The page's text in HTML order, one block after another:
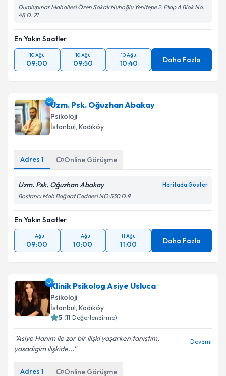
Dumlupınar Mahallesi Özen Sokak Nuhoğlu Yenitepe 2. Etap A Blok No:
48 D: 21
En Yakın Saatler
10 Ağu
09:00
10 Ağu
09:50
10 Ağu
10:40 Daha Fazla
Uzm. Psk. Oğuzhan Abakay
Psikoloji
İstanbul , Kadıköy
Adres 1 Online Görüşme
Uzm. Psk. Oğuzhan Abakay Haritada Göster
Bostancı Mah Bağdat Caddesi NO:530 D:9
En Yakın Saatler
11 Ağu
09:00
11 Ağu
10:00
11 Ağu
11:00 Daha Fazla
Klinik Psikolog Asiye Usluca
Psikoloji
İstanbul , Kadıköy
5 (11 Değerlendirme)
Asiye Hanım ile zor bir ilişki yaşarken tanıştım,
yasadigim ilişkide...
Devamı
Adres 1 Online Görüşme